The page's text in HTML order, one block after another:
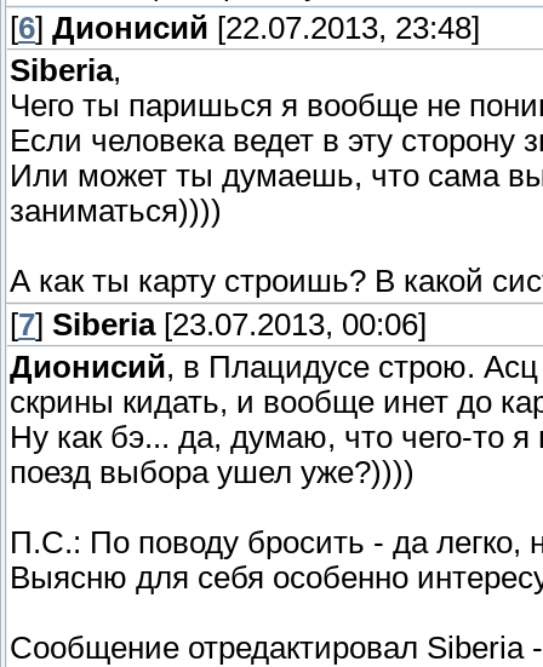
[6] Дионисий [22.07.2013, 23:48]
Siberia,
Чего ты паришься я вообще не
Если человека ведет в эту сторону
Или может ты думаешь, что сама
заниматься))))
А как ты карту строишь? В какой
[7] Siberia[23.07.2013, 00:06]
Дионисий, в Плацидусе строю.
скрины кидать, и вообще инет до
Ну как бэ... да, думаю, что чего-то
поезд выбора ушел уже?))))
П.С.: По поводу бросить - да легко,
Выясню для себя особенно
Сообщение отредактировал Siberia